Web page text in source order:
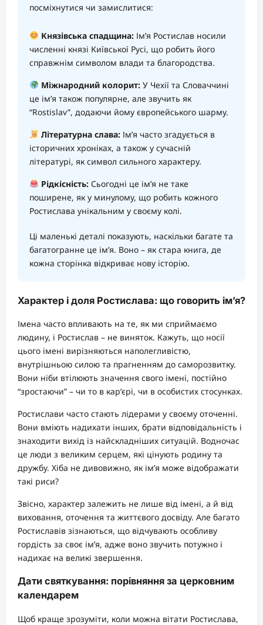
посміхнутися чи замислитися:
Князівська спадщина:Ім’я Ростислав носили
численні князі Київської Русі, що робить його
справжнім символом влади та благородства.
Міжнародний колорит:У Чехії та Словаччині
це ім’я також популярне, але звучить як
“Rostislav”, додаючи йому європейського шарму.
Літературна слава:Ім’я часто згадується в
історичних хроніках, а також у сучасній
літературі, як символ сильного характеру.
Рідкісність:Сьогодні це ім’я не таке
поширене, як у минулому, що робить кожного
Ростислава унікальним у своєму колі.
Ці маленькі деталі показують, наскільки багате та
багатогранне це ім’я. Воно – як стара книга, де
кожна сторінка відкриває нову історію.
Характер і доля Ростислава: що говорить ім’я?
Імена часто впливають на те, як ми сприймаємо
людину, і Ростислав – не виняток. Кажуть, що носії
цього імені вирізняються наполегливістю,
внутрішньою силою та прагненням до саморозвитку.
Вони ніби втілюють значення свого імені, постійно
“зростаючи” – чи то в кар’єрі, чи в особистих стосунках.
Ростислави часто стають лідерами у своєму оточенні.
Вони вміють надихати інших, брати відповідальність і
знаходити вихід із найскладніших ситуацій. Водночас
це люди з великим серцем, які цінують родину та
дружбу. Хіба не дивовижно, як ім’я може відображати
такі риси?
Звісно, характер залежить не лише від імені, а й від
виховання, оточення та життєвого досвіду. Але багато
Ростиславів зізнаються, що відчувають особливу
гордість за своє ім’я, адже воно звучить потужно і
надихає на великі звершення.
Дати святкування: порівняння за церковним
календарем
Щоб краще зрозуміти, коли можна вітати Ростислава,